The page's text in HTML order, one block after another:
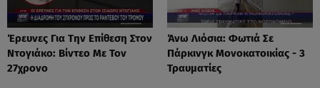
Έρευνες Για Την Επίθεση Στον
Ντογιάκο: Βίντεο Με Τον
27χρονο
Άνω Λιόσια: Φωτιά Σε
Πάρκινγκ Μονοκατοικίας - 3
Τραυματίες